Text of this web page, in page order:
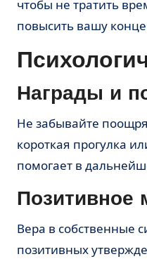
чтобы не тратить
повысить вашу
Награды и
Не забывайте поощрять себя за достижения, даже самые маленькие. Это может быть что угодно: вкусная еда,
короткая прогулка
помогает в
Позитивное
Вера в собственные силы и способности — это мощный инструмент в борьбе с прокрастинацией. Начните день с
позитивных